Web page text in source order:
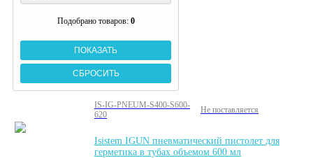
Подобрано товаров: 0
IS-IG-PNEUM-S400-S600-
620
Не поставляется
Isistem IGUN пневматический пистолет для
герметика в тубах объемом 600 мл